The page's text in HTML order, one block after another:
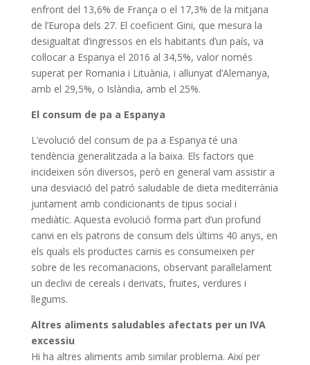
enfront del 13,6% de França o el 17,3% de la mitjana
de l’Europa dels 27. El coeficient Gini, que mesura la
desigualtat d’ingressos en els habitants d’un país, va
col·locar a Espanya el 2016 al 34,5%, valor només
superat per Romania i Lituània, i allunyat d’Alemanya,
amb el 29,5%, o Islàndia, amb el 25%.
El consum de pa a Espanya
L’evolució del consum de pa a Espanya té una
tendència generalitzada a la baixa. Els factors que
incideixen són diversos, però en general vam assistir a
una desviació del patró saludable de dieta mediterrània
juntament amb condicionants de tipus social i
mediàtic. Aquesta evolució forma part d’un profund
canvi en els patrons de consum dels últims 40 anys, en
els quals els productes carnis es consumeixen per
sobre de les recomanacions, observant paral·lelament
un declivi de cereals i derivats, fruites, verdures i
llegums.
Altres aliments saludables afectats per un IVA
excessiu
Hi ha altres aliments amb similar problema. Així per